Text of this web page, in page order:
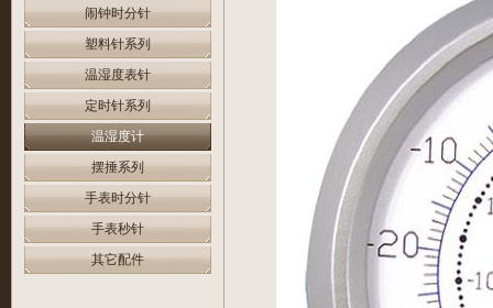
闹钟时分针
塑料针系列
温湿度表针
定时针系列
温湿度计
摆捶系列
手表时分针
手表秒针
其它配件